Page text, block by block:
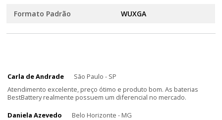
Formato Padrão WUXGA
Carla de Andrade
São Paulo - SP
Atendimento excelente, preço ótimo e produto bom. As baterias
BestBattery realmente possuem um diferencial no mercado.
Daniela Azevedo
Belo Horizonte - MG